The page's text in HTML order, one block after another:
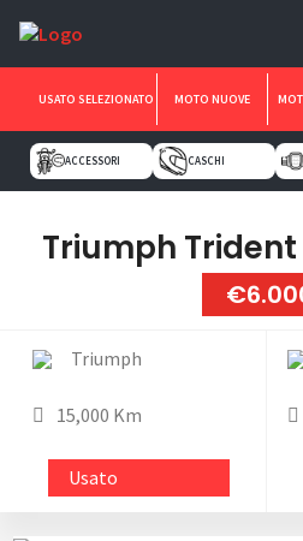
USATO SELEZIONATO MOTO NUOVE
ACCESSORI CASCHI
Triumph Trident
Triumph
15,000 Km
Usato